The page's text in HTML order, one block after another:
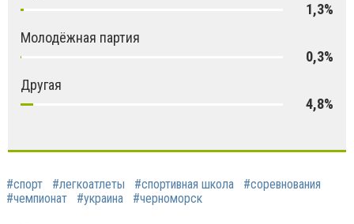
1,3%
Молодёжная партия
0,3%
Другая
4,8%
#спорт #легкоатлеты #спортивная школа
#соревнования
#чемпионат
#украина #черноморск